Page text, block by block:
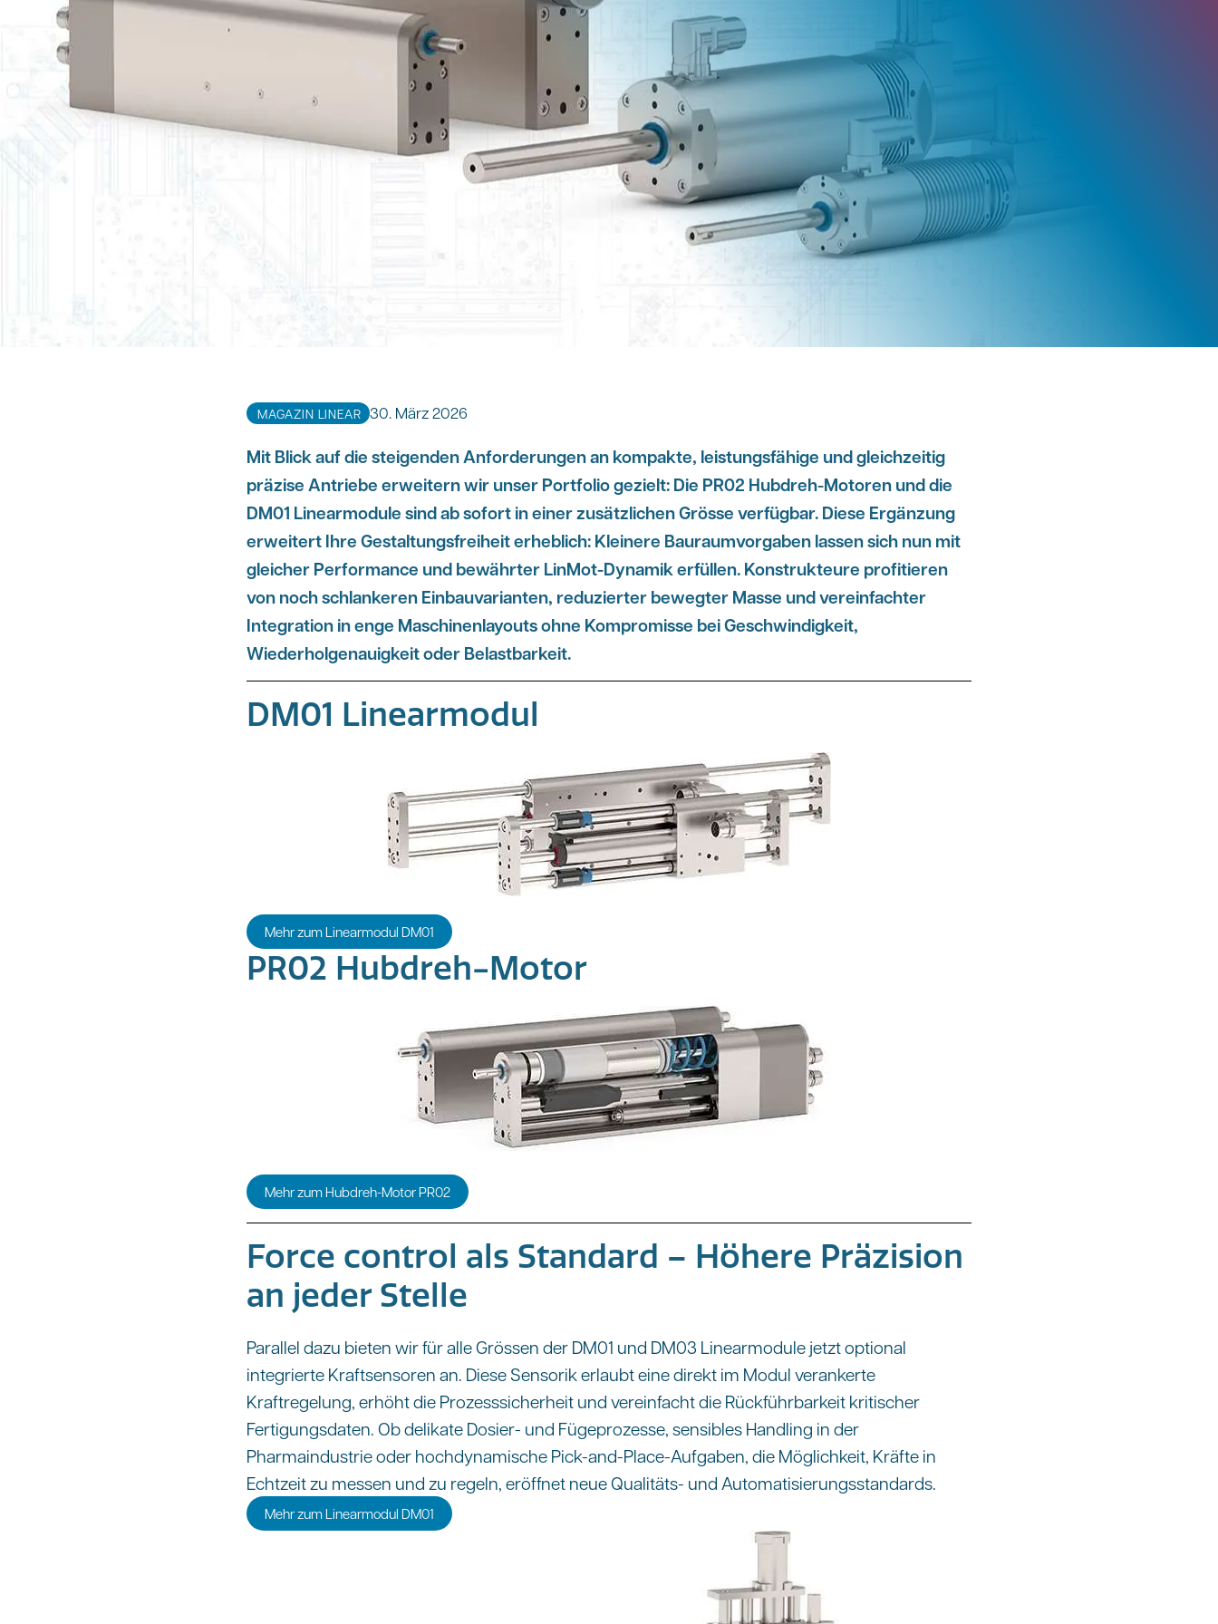
MAGAZIN LINEAR 30. März 2026
Mit Blick auf die steigenden Anforderungen an kompakte, leistungsfähige und gleichzeitig
präzise Antriebe erweitern wir unser Portfolio gezielt: Die PR02 Hubdreh-Motoren und die
DM01 Linearmodule sind ab sofort in einer zusätzlichen Grösse verfügbar. Diese Ergänzung
erweitert Ihre Gestaltungsfreiheit erheblich: Kleinere Bauraumvorgaben lassen sich nun mit
gleicher Performance und bewährter LinMot-Dynamik erfüllen. Konstrukteure profitieren
von noch schlankeren Einbauvarianten, reduzierter bewegter Masse und vereinfachter
Integration in enge Maschinenlayouts ohne Kompromisse bei Geschwindigkeit,
Wiederholgenauigkeit oder Belastbarkeit.
DM01 Linearmodul
Mehr zum Linearmodul DM01
PR02 Hubdreh-Motor
Mehr zum Hubdreh-Motor PR02
Force control als Standard – Höhere Präzision
an jeder Stelle
Parallel dazu bieten wir für alle Grössen der DM01 und DM03 Linearmodule jetzt optional
integrierte Kraftsensoren an. Diese Sensorik erlaubt eine direkt im Modul verankerte
Kraftregelung, erhöht die Prozesssicherheit und vereinfacht die Rückführbarkeit kritischer
Fertigungsdaten. Ob delikate Dosier- und Fügeprozesse, sensibles Handling in der
Pharmaindustrie oder hochdynamische Pick-and-Place-Aufgaben, die Möglichkeit, Kräfte in
Echtzeit zu messen und zu regeln, eröffnet neue Qualitäts- und Automatisierungsstandards.
Mehr zum Linearmodul DM01